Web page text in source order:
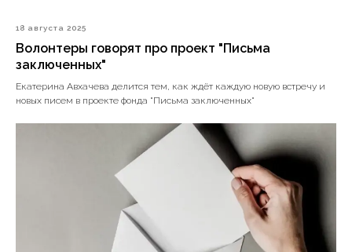
18 августа 2025
Волонтеры говорят про проект "Письма
заключенных"
Екатерина Авхачева делится тем, как ждёт каждую новую встречу и
новых писем в проекте фонда "Письма заключенных"